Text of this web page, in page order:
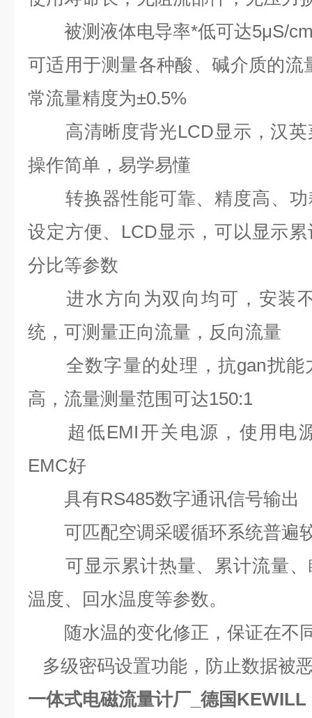
被测液体电导率*低可达5μS/cm
可适用于测量各种酸、碱介质的流
常流量精度为±0.5%
高清晰度背光LCD显示，汉英
操作简单，易学易懂
转换器性能可靠、精度高、功
设定方便、LCD显示，可以显示
分比等参数
进水方向为双向均可，安装
统，可测量正向流量，反向流量
全数字量的处理，抗gan扰能
高，流量测量范围可达150:1
超低EMI开关电源，使用电
EMC好
具有RS485数字通讯信号输出
可匹配空调采暖循环系统普遍
可显示累计热量、累计流量、
温度、回水温度等参数。
随水温的变化修正，保证在不
多级密码设置功能，防止数据被
一体式电磁流量计厂_德国KEWILL